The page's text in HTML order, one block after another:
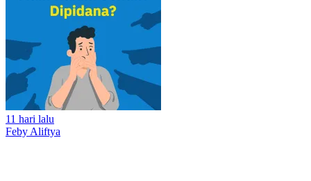
11 hari lalu
Feby Aliftya